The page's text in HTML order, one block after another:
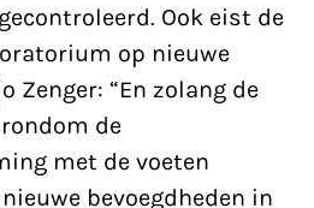
Ook eist de
op nieuwe
Zenger: “En zolang de
de
met de voeten
bevoegdheden in